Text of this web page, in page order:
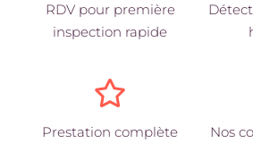
RDV pour première
inspection rapide
Prestation complète Nos